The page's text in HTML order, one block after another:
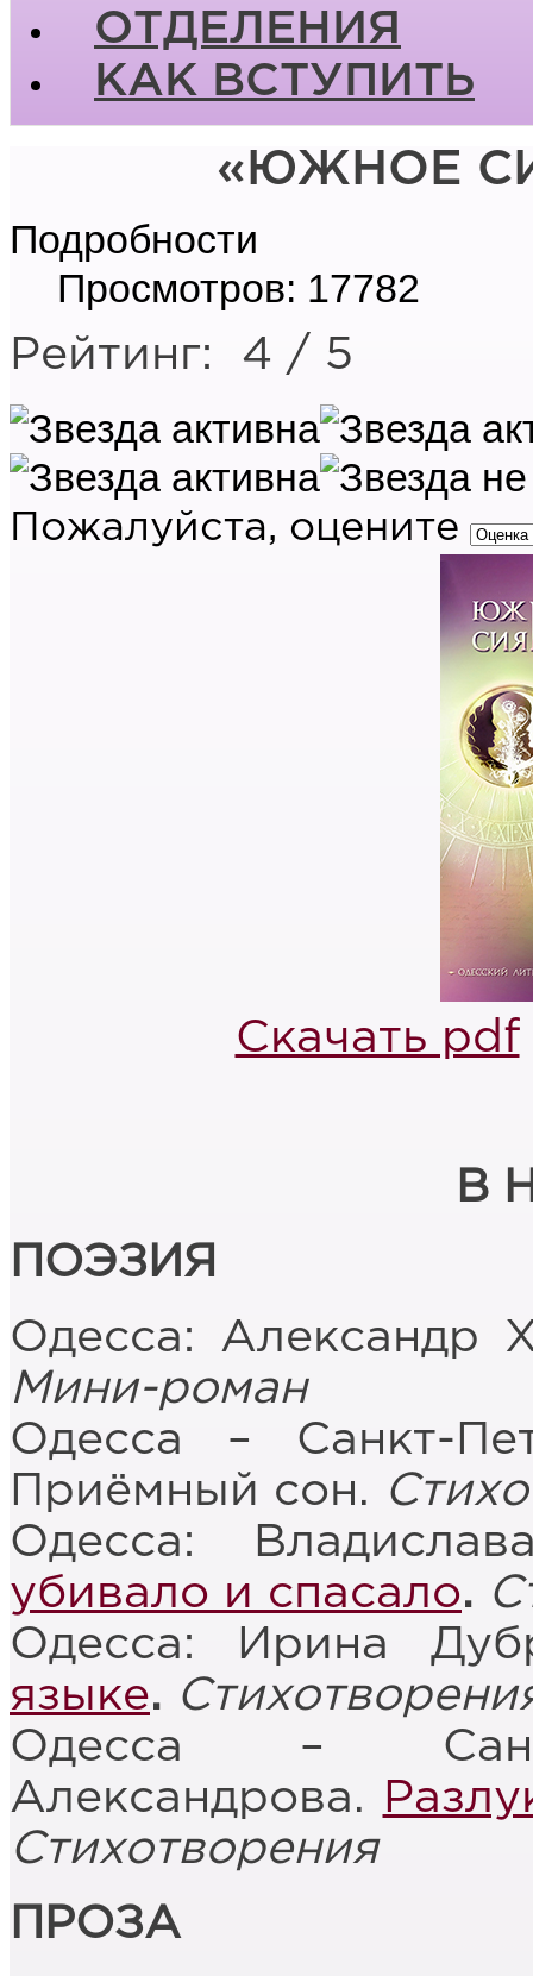
ОТДЕЛЕНИЯ
КАК ВСТУПИТЬ
«ЮЖНОЕ
Подробности
Просмотров: 17782
Рейтинг: 4 / 5
Пожалуйста, оцените
Скачать pdf
В
ПОЭЗИЯ
Одесса: Александр
Мини-роман
Одесса – Санкт-
Приёмный сон.
Одесса:
убивало и спасало.
Одесса: Ирина
языке.
Одесса –
Александрова.
Стихотворения
ПРОЗА